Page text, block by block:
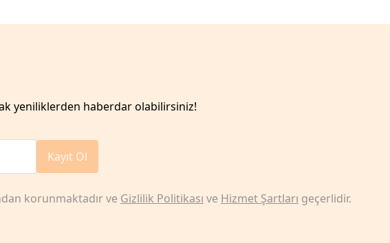
yeniliklerden haberdar olabilirsiniz!
Kayıt Ol
korunmaktadır ve Gizlilik Politikası ve Hizmet Şartları geçerlidir.